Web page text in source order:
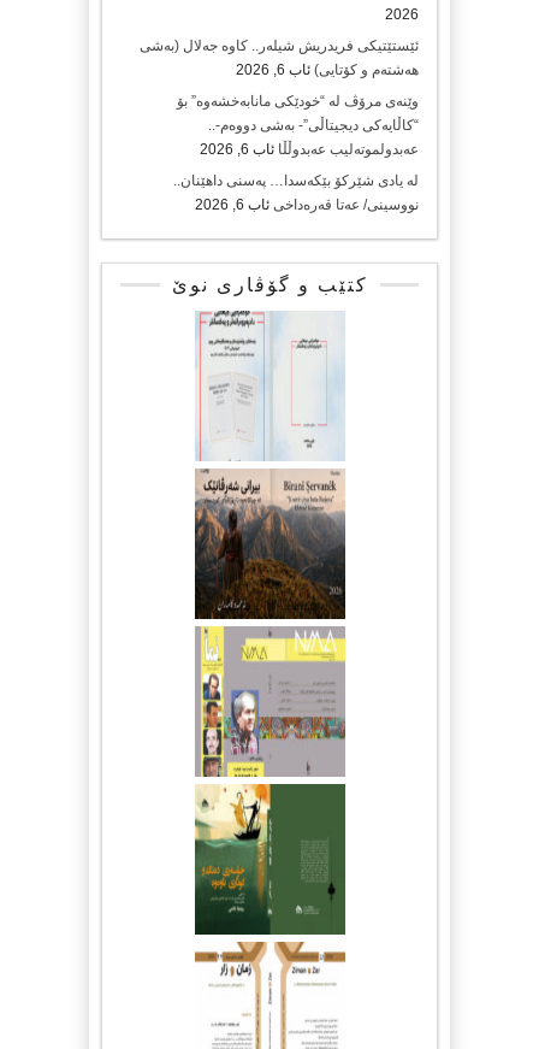
2026
ئێستێتیکی فریدریش شیلەر.. کاوە جەلال (بەشی
هەشتەم و کۆتایی) ئاب 6, 2026
وێنەی مرۆڤ لە “خودێکی مانابەخشەوە” بۆ
“کاڵایەکی دیجیتاڵی”- بەشی دووەم-..
عەبدولموتەلیب عەبدوڵڵا ئاب 6, 2026
لە یادی شێرکۆ بێکەسدا… پەسنی داهێنان..
نووسینی/ عەتا قەرەداخی ئاب 6, 2026
کتێب و گۆڤاری نوێ